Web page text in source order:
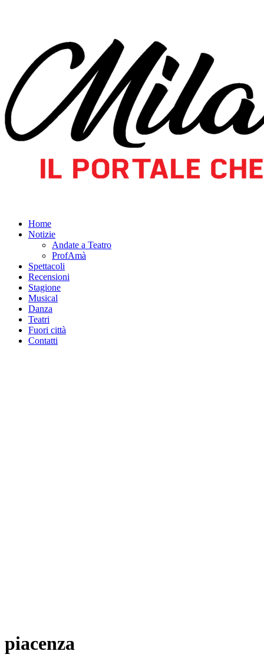
Home
Notizie
Andate a Teatro
ProfAmà
Spettacoli
Recensioni
Stagione
Musical
Danza
Teatri
Fuori città
Contatti
piacenza